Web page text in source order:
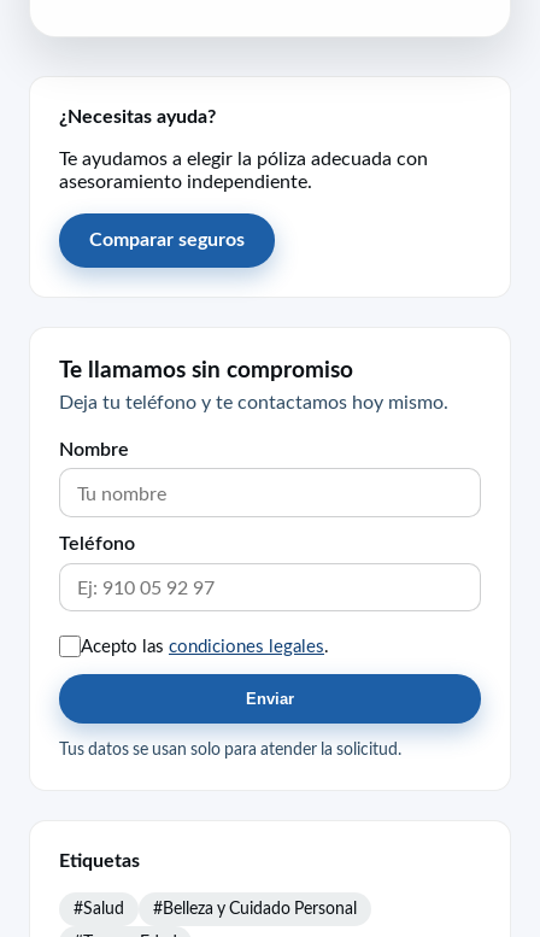
¿Necesitas ayuda?
Te ayudamos a elegir la póliza adecuada con
asesoramiento independiente.
Comparar seguros
Te llamamos sin compromiso
Deja tu teléfono y te contactamos hoy mismo.
Nombre
Teléfono
Acepto las condiciones legales
Enviar
Tus datos se usan solo para atender la solicitud.
Etiquetas
#Salud #Belleza y Cuidado Personal